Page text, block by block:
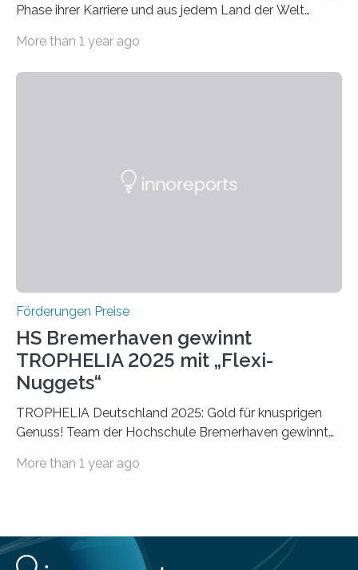
Phase ihrer Karriere und aus jedem Land der Welt
Leben gerufen, um die bemerkenswertesten
Foundation, des BIAL Award in Biomedicine ist in
More than 1 year ago
Förderungen Preise
HS Bremerhaven gewinnt
TROPHELIA 2025 mit „Flexi-
Nuggets“
TROPHELIA Deutschland 2025: Gold für knusprigen
Genuss! Team der Hochschule Bremerhaven gewinnt
ECOTROPHELIAMit der Produktidee “Flexi-Nuggets”
Studierende der Lebensmittelwissenschaften und
wurde zum 16. Mal durch den Forschungskreis der
More than 1 year ago